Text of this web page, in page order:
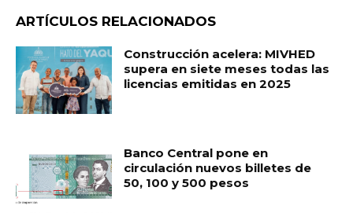
c
e
b
o
o
a
ts
A
p
p
ai m
ar
ti
ARTÍCULOS RELACIONADOS
Construcción acelera: MIVHED
supera en siete meses todas las
licencias emitidas en 2025
Banco Central pone en
circulación nuevos billetes de
50, 100 y 500 pesos